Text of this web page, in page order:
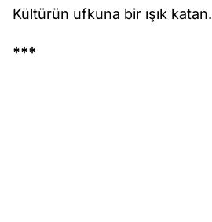
Kültürün ufkuna bir ışık katan.
***